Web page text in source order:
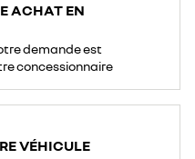
ACHAT EN
demande est
concessionnaire
VÉHICULE